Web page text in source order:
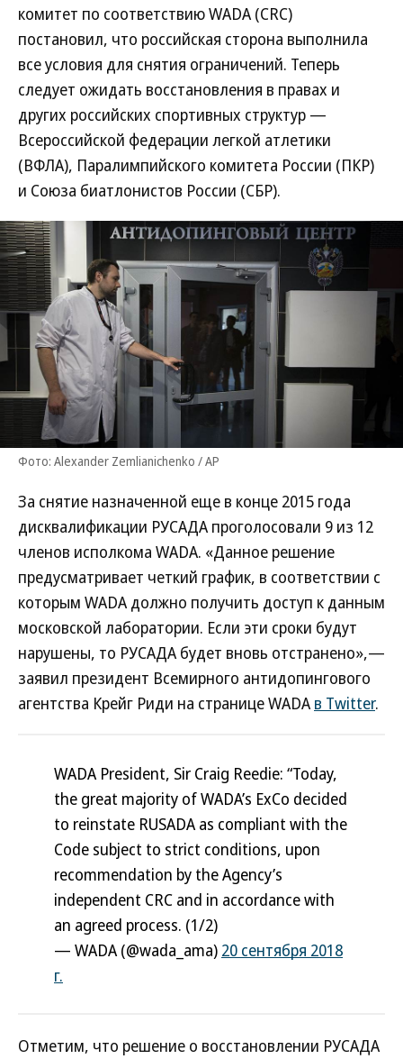
комитет по соответствию WADA (CRC)
постановил, что российская сторона выполнила
все условия для снятия ограничений. Теперь
следует ожидать восстановления в правах и
других российских спортивных структур —
Всероссийской федерации легкой атлетики
(ВФЛА), Паралимпийского комитета России (ПКР)
и Союза биатлонистов России (СБР).
Фото: Alexander Zemlianichenko / AP
За снятие назначенной еще в конце 2015 года
дисквалификации РУСАДА проголосовали 9 из 12
членов исполкома WADA. «Данное решение
предусматривает четкий график, в соответствии с
которым WADA должно получить доступ к данным
московской лаборатории. Если эти сроки будут
нарушены, то РУСАДА будет вновь отстранено»,—
заявил президент Всемирного антидопингового
агентства Крейг Риди на странице WADA в Twitter.
WADA President, Sir Craig Reedie: “Today,
the great majority of WADA’s ExCo decided
to reinstate RUSADA as compliant with the
Code subject to strict conditions, upon
recommendation by the Agency’s
independent CRC and in accordance with
an agreed process. (1/2)
— WADA (@wada_ama) 20 сентября 2018
г.
Отметим, что решение о восстановлении РУСАДА